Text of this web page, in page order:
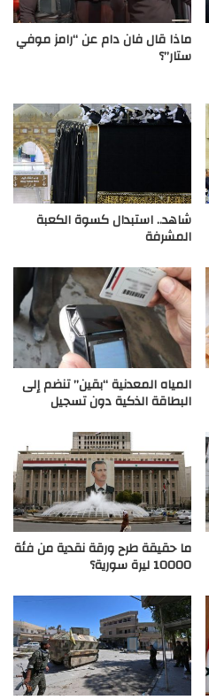
ماذا قال فان دام عن “رامز موفي
ستار”؟
شاهد.. استبدال كسوة الكعبة
المشرفة
المياه المعدنية “بقين” تنضم إلى
البطاقة الذكية دون تسجيل
ما حقيقة طرح ورقة نقدية من فئة
10000 ليرة سورية؟